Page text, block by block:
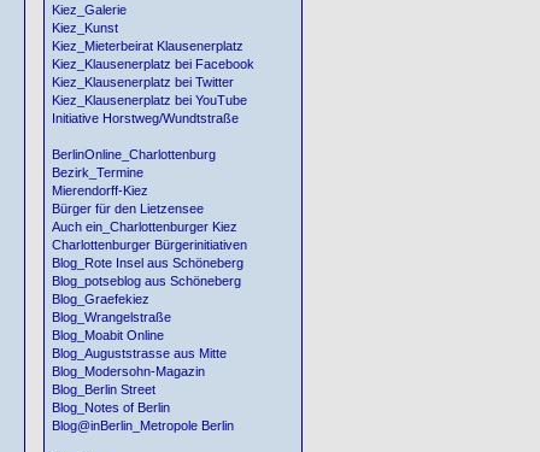
Kiez_Galerie
Kiez_Kunst
Kiez_Mieterbeirat Klausenerplatz
Kiez_Klausenerplatz bei Facebook
Kiez_Klausenerplatz bei Twitter
Kiez_Klausenerplatz bei YouTube
Initiative Horstweg/Wundtstraße
BerlinOnline_Charlottenburg
Bezirk_Termine
Mierendorff-Kiez
Bürger für den Lietzensee
Auch ein_Charlottenburger Kiez
Charlottenburger Bürgerinitiativen
Blog_Rote Insel aus Schöneberg
Blog_potseblog aus Schöneberg
Blog_Graefekiez
Blog_Wrangelstraße
Blog_Moabit Online
Blog_Auguststrasse aus Mitte
Blog_Modersohn-Magazin
Blog_Berlin Street
Blog_Notes of Berlin
Blog@inBerlin_Metropole Berlin